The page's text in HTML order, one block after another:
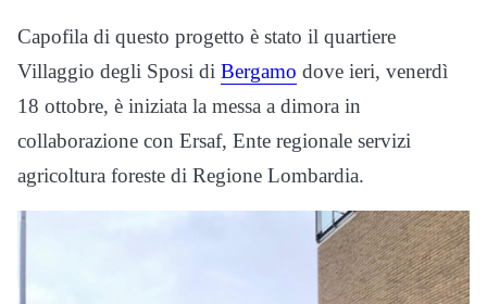
Capofila di questo progetto è stato il quartiere
Villaggio degli Sposi di Bergamo dove ieri, venerdì
18 ottobre, è iniziata la messa a dimora in
collaborazione con Ersaf, Ente regionale servizi
agricoltura foreste di Regione Lombardia.